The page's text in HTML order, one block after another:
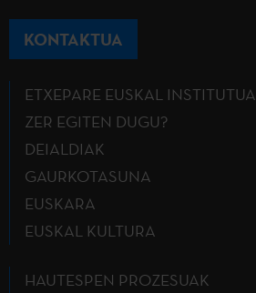
KONTAKTUA
ETXEPARE EUSKAL INSTITUTUA
ZER EGITEN DUGU?
DEIALDIAK
GAURKOTASUNA
EUSKARA
EUSKAL KULTURA
HAUTESPEN PROZESUAK